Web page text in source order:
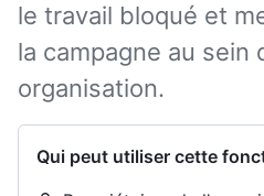
le travail bloqué et
la campagne au sein
organisation.
Qui peut utiliser cette